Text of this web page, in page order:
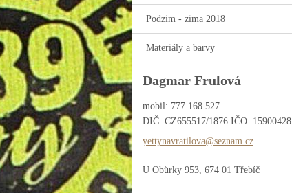
Podzim - zima 2018
Materiály a barvy
Dagmar Frulová
mobil: 777 168 527
DIČ: CZ655517/1876 IČO: 15900428
yettynavratilova@seznam. cz
U Obůrky 953, 674 01 Třebíč